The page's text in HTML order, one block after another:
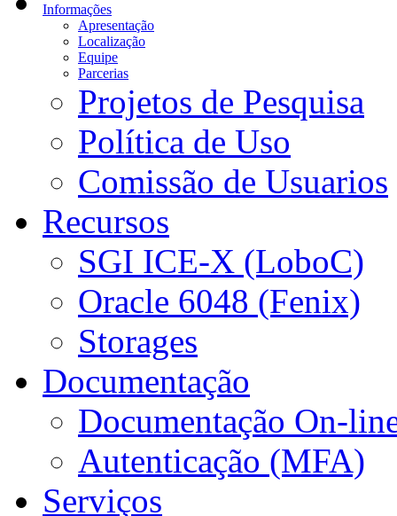
Informações
Apresentação
Localização
Equipe
Parcerias
Projetos de Pesquisa
Política de Uso
Comissão de Usuarios
Recursos
SGI ICE-X (LoboC)
Oracle 6048 (Fenix)
Storages
Documentação
Documentação On-
Autenticação (MFA)
Serviços